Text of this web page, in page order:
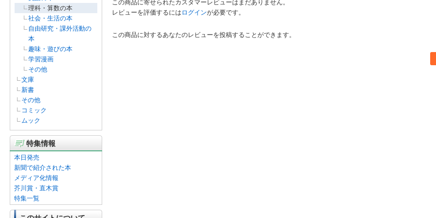
理科・算数の本
社会・生活の本
自由研究・課外活動の
本
趣味・遊びの本
学習漫画
その他
文庫
新書
その他
コミック
ムック
特集情報
本日発売
新聞で紹介された本
メディア化情報
芥川賞・直木賞
特集一覧
この商品に寄せられたカスタマーレビューはまだありません。
レビューを評価するには ログインが必要です。
この商品に対するあなたのレビューを投稿することができます。